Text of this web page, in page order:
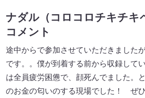
ナダル（コロコロチキチキ
コメント
途中からで参加させていただきました
です。。僕が到着する前から収録して
は全員疲労困憊で、顔死んでました。
のお金の匂いのする現場でした！ ぜひ